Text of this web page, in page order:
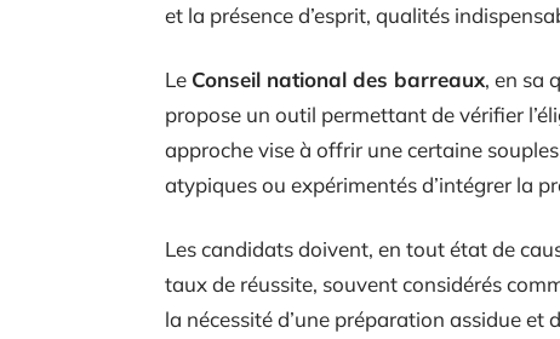
et la présence d’esprit, qualités
Le Conseil national des barreaux, en sa
propose un outil permettant de vérifier
approche vise à offrir une certaine
atypiques ou expérimentés d’intégrer la
Les candidats doivent, en tout état de
taux de réussite, souvent considérés
la nécessité d’une préparation assidue et